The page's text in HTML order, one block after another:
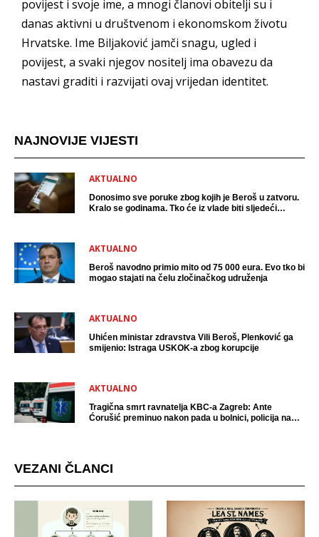
povijest i svoje ime, a mnogi članovi obitelji su i
danas aktivni u društvenom i ekonomskom životu
Hrvatske. Ime Biljaković jamči snagu, ugled i
povijest, a svaki njegov nositelj ima obavezu da
nastavi graditi i razvijati ovaj vrijedan identitet.
NAJNOVIJE VIJESTI
AKTUALNO
Donosimo sve poruke zbog kojih je Beroš u zatvoru.
Kralo se godinama. Tko će iz vlade biti sljedeći
AKTUALNO
Beroš navodno primio mito od 75 000 eura. Evo tko bi
mogao stajati na čelu zločinačkog udruženja
AKTUALNO
Uhićen ministar zdravstva Vili Beroš, Plenković ga
smijenio: Istraga USKOK-a zbog korupcije
AKTUALNO
Tragična smrt ravnatelja KBC-a Zagreb: Ante
Ćorušić preminuo nakon pada u bolnici, policija na
VEZANI ČLANCI